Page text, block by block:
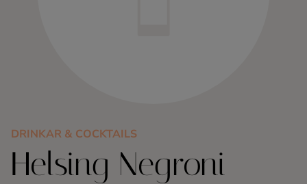
Konjak
Likör
DRINKAR & COCKTAILS
Helsing Negroni